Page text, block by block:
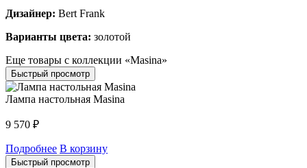
Дизайнер: Bert Frank
Варианты цвета: золотой
Еще товары с коллекции «Masina»
Быстрый просмотр
Лампа настольная Masina
9 570 ₽
Подробнее В корзину
Быстрый просмотр